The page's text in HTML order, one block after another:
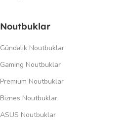
Noutbuklar
Gündəlik Noutbuklar
Gaming Noutbuklar
Premium Noutbuklar
Biznes Noutbuklar
ASUS Noutbuklar